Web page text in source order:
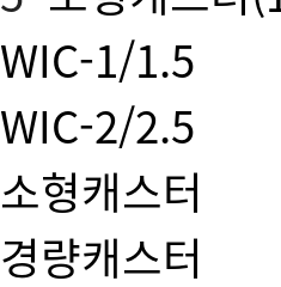
WIC-1/1.5
WIC-2/2.5
소형캐스터
경량캐스터